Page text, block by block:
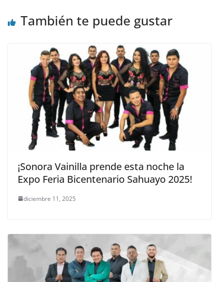
También te puede gustar
¡Sonora Vainilla prende esta noche la
Expo Feria Bicentenario Sahuayo 2025!
diciembre 11, 2025